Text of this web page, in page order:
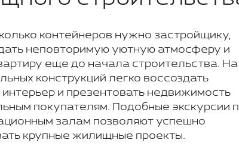
контейнеров нужно застройщику,
неповторимую уютную атмосферу и
еще до начала строительства. На
конструкций легко воссоздать
и презентовать недвижимость
покупателям. Подобные экскурсии
залам позволяют успешно
крупные жилищные проекты.